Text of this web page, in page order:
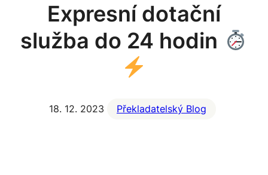
Expresní dotační
služba do 24 hodin
18. 12. 2023 Překladatelský Blog